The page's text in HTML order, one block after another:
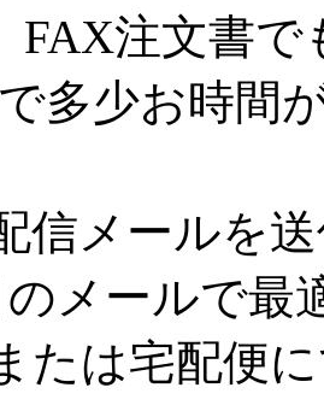
FAX注文書
多少お時間
信メールを
のメールで最
たは宅配便